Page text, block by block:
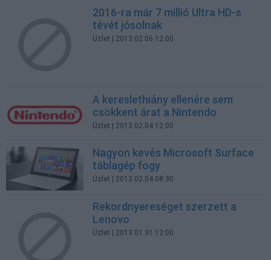
2016-ra már 7 millió Ultra HD-s
tévét jósolnak
Üzlet | 2013.02.06 12:00
A kereslethiány ellenére sem
csökkent árat a Nintendo
Üzlet | 2013.02.04 12:00
Nagyon kevés Microsoft Surface
táblagép fogy
Üzlet | 2013.02.04 08:30
Rekordnyereséget szerzett a
Lenovo
Üzlet | 2013.01.31 12:00